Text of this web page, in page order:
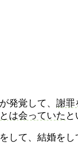
発覚して、 謝罪
は会っていた と
して、結婚をし